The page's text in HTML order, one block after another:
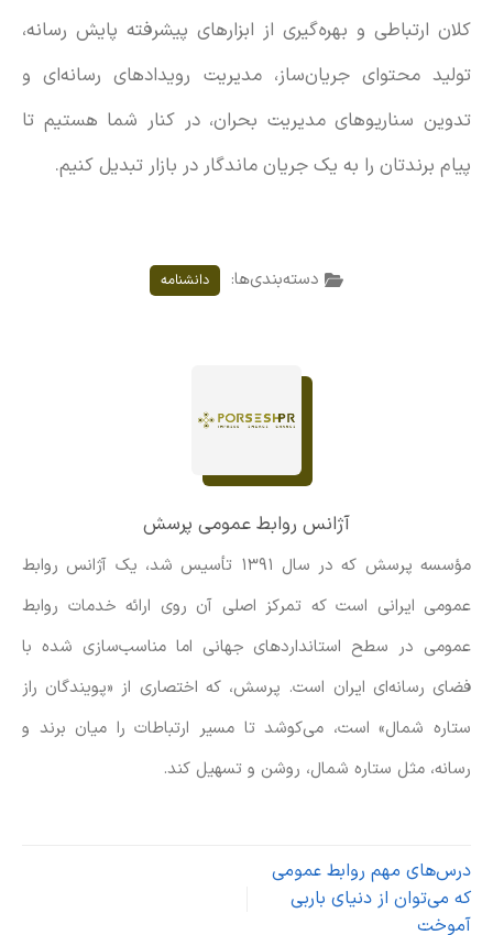
کلان ارتباطی و بهره‌گیری از ابزارهای پیشرفته پایش رسانه،
تولید محتوای جریان‌ساز، مدیریت رویدادهای رسانه‌ای و
تدوین سناریوهای مدیریت بحران، در کنار شما هستیم تا
پیام برندتان را به یک جریان ماندگار در بازار تبدیل کنیم.
دسته‌بندی‌ها: دانشنامه
آژانس روابط عمومی پرسش
مؤسسه پرسش که در سال ۱۳۹۱ تأسیس شد، یک آژانس روابط
عمومی ایرانی است که تمرکز اصلی آن روی ارائه خدمات روابط
عمومی در سطح استانداردهای جهانی اما مناسب‌سازی شده با
فضای رسانه‌ای ایران است. پرسش، که اختصاری از «پویندگان راز
ستاره شمال» است، می‌کوشد تا مسیر ارتباطات را میان برند و
رسانه، مثل ستاره شمال، روشن و تسهیل کند.
درس‌های مهم روابط عمومی
که می‌توان از دنیای باربی
آموخت